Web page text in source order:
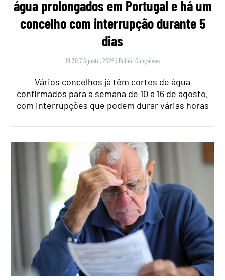
água prolongados em Portugal e há um
concelho com interrupção durante 5
dias
18:30 7 Agosto, 2026 | Rubén Gonçalves
Vários concelhos já têm cortes de água
confirmados para a semana de 10 a 16 de agosto,
com interrupções que podem durar várias horas